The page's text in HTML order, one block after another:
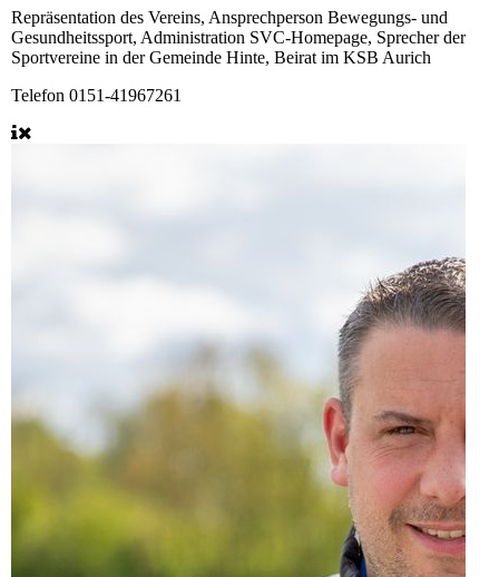
Repräsentation des Vereins, Ansprechperson Bewegungs- und
Gesundheitssport, Administration SVC-Homepage, Sprecher der
Sportvereine in der Gemeinde Hinte, Beirat im KSB Aurich
Telefon 0151-41967261